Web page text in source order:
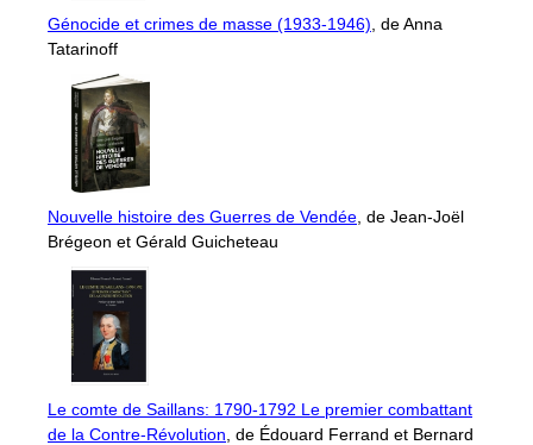
Génocide et crimes de masse (1933-1946) , de Anna
Tatarinoff
Nouvelle histoire des Guerres de Vendée , de Jean-Joël
Brégeon et Gérald Guicheteau
Le comte de Saillans: 1790-1792 Le premier combattant
de la Contre-Révolution , de Édouard Ferrand et Bernard